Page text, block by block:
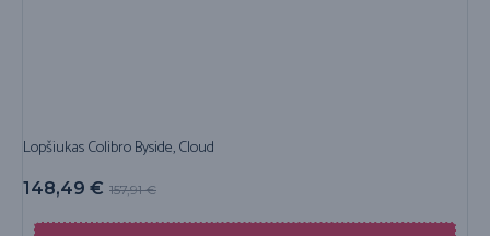
Lopšiukas Colibro Byside, Cloud
157,91€
148,49 €